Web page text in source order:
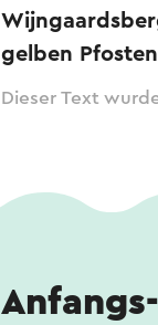
gelben
Dieser Text